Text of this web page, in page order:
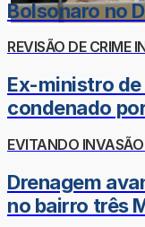
Bolsonaro no
REVISÃO DE CRIME
Ex-ministro
condenado
EVITANDO
Drenagem
no bairro três